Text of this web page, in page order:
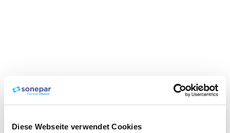
Diese Webseite verwendet Cookies